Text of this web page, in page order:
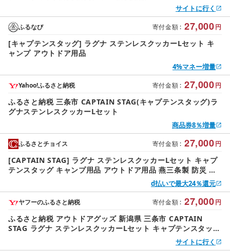
サイトに行く
寄付金額 : 27,000円
ふるなび
[キャプテンスタッグ] ラグナ ステンレスクッカーLセット キ
ャンプ アウトドア用品
4%マネー増量
寄付金額 : 27,000円
Yahoo!ふるさと納税
ふるさと納税 三条市 CAPTAIN STAG(キャプテンスタッグ)ラ
グナステンレスクッカーLセット
商品券8％増量
寄付金額 : 27,000円
ふるさとチョイス
[CAPTAIN STAG] ラグナ ステンレスクッカーLセット キャプ
テンスタッグ キャンプ用品 アウトドア用品 燕三条製 防災 防
d払いで最大24％還元
寄付金額 : 27,000円
ヤフーのふるさと納税
ふるさと納税 アウトドアグッズ 新潟県 三条市 CAPTAIN
STAG ラグナ ステンレスクッカーLセット キャプテンスタッグ
サイトに行く